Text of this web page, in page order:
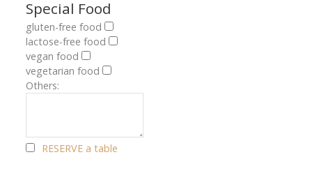
Special Food
gluten-free food
lactose-free food
vegan food
vegetarian food
Others:
RESERVE a table